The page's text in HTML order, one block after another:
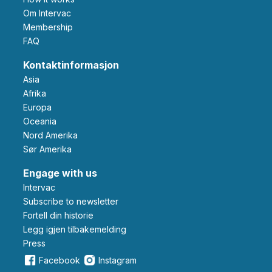
Om Intervac
Membership
FAQ
Kontaktinformasjon
Asia
Afrika
Europa
Oceania
Nord Amerika
Sør Amerika
Engage with us
Intervac
Subscribe to newsletter
Fortell din historie
Legg igjen tilbakemelding
Press
Facebook
Instagram